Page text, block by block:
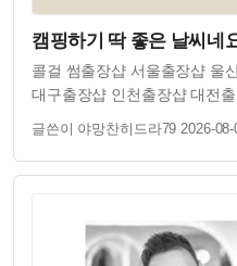
캠핑하기 딱 좋은 날씨네
콜걸 썸출장샵 서울출장샵 울
대구출장샵 인천출장샵 대전
서귀포출장샵 수원출장샵 용
부천출장샵 안산출장샵 평택
김포출장샵 군포출장샵 하남
글쓴이 야망찬히드라79·2026-08-